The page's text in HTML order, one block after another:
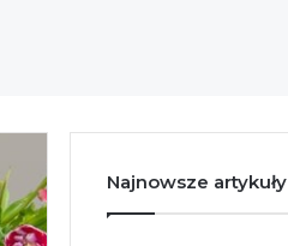
Najnowsze artykuły